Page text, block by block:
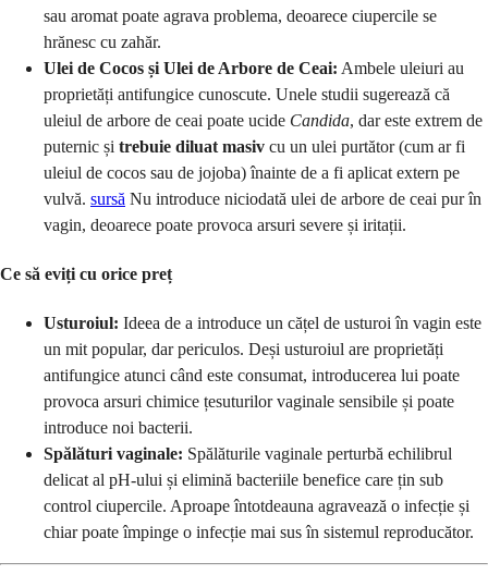
sau aromat poate agrava problema, deoarece ciupercile se
hrănesc cu zahăr.
Ulei de Cocos și Ulei de Arbore de Ceai: Ambele uleiuri au
proprietăți antifungice cunoscute. Unele studii sugerează că
uleiul de arbore de ceai poate ucide Candida, dar este extrem de
puternic și trebuie diluat masiv cu un ulei purtător (cum ar fi
uleiul de cocos sau de jojoba) înainte de a fi aplicat extern pe
vulvă. sursă Nu introduce niciodată ulei de arbore de ceai pur în
vagin, deoarece poate provoca arsuri severe și iritații.
Ce să eviți cu orice preț
Usturoiul: Ideea de a introduce un cățel de usturoi în vagin este
un mit popular, dar periculos. Deși usturoiul are proprietăți
antifungice atunci când este consumat, introducerea lui poate
provoca arsuri chimice țesuturilor vaginale sensibile și poate
introduce noi bacterii.
Spălături vaginale: Spălăturile vaginale perturbă echilibrul
delicat al pH-ului și elimină bacteriile benefice care țin sub
control ciupercile. Aproape întotdeauna agravează o infecție și
chiar poate împinge o infecție mai sus în sistemul reproducător.